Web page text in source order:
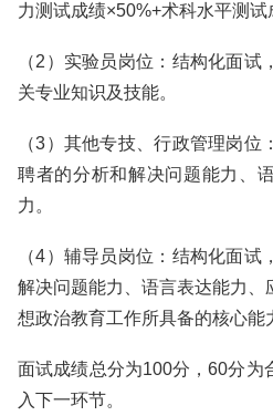
力测试成绩×50%+术科水平测试
（2）实验员岗位：结构化面
关专业知识及技能。
（3）其他专技、行政管理岗
聘者的分析和解决问题能力、
力。
（4）辅导员岗位：结构化面
解决问题能力、语言表达能力、
想政治教育工作所具备的核心能
面试成绩总分为100分，60分为
入下一环节。